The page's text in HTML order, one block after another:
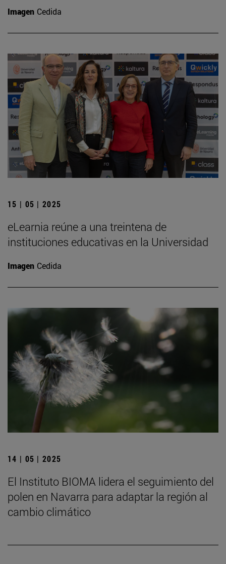
Imagen Cedida
15 | 05 | 2025
eLearnia reúne a una treintena de
instituciones educativas en la Universidad
Imagen Cedida
14 | 05 | 2025
El Instituto BIOMA lidera el seguimiento del
polen en Navarra para adaptar la región al
cambio climático